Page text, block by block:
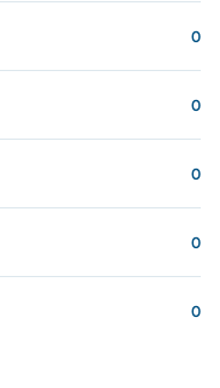
0
0
0
0
0